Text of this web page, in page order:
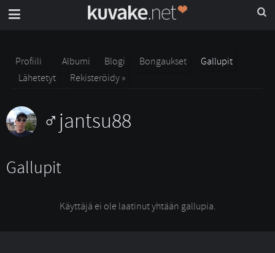
Profiili Albumi Blogi Bongaukset
Gallupit
Lähetetyt
Rekisteröidy »
jantsu88
Gallupit
Käyttäjä ei ole laatinut yhtään gallupia.